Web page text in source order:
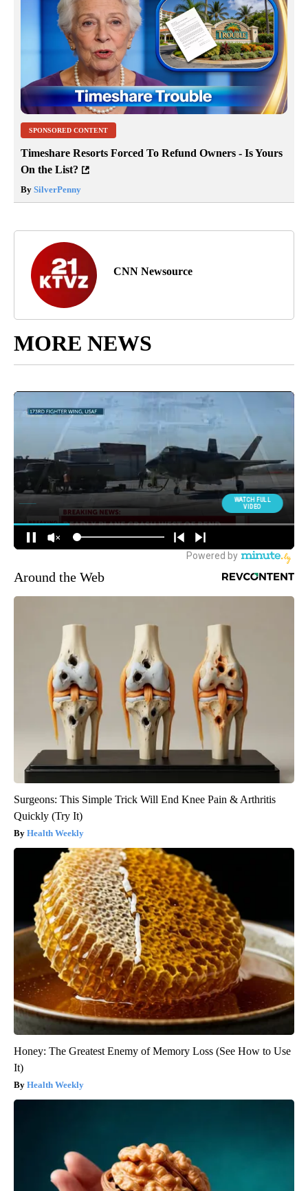
SPONSORED CONTENT
Timeshare Resorts Forced To Refund Owners - Is Yours
On the List?
By SilverPenny
CNN Newsource
MORE NEWS
Around the Web
Surgeons: This Simple Trick Will End Knee Pain & Arthritis
Quickly (Try It)
Health Weekly
Honey: The Greatest Enemy of Memory Loss (See How to Use
It)
Health Weekly